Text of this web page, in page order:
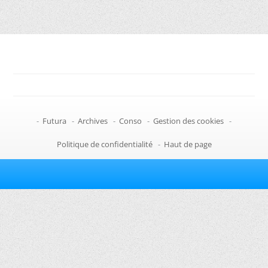
- Futura - Archives - Conso - Gestion des cookies -
Politique de confidentialité - Haut de page